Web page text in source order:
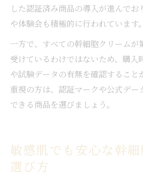
した認証済み商品の導入が進んでお
や体験会も積極的に行われています。
一方で、すべての幹細胞クリームが
受けているわけではないため、購入
や試験データの有無を確認すること
重視の方は、認証マークや公式デー
できる商品を選びましょう。
敏感肌でも安心な幹
選び方